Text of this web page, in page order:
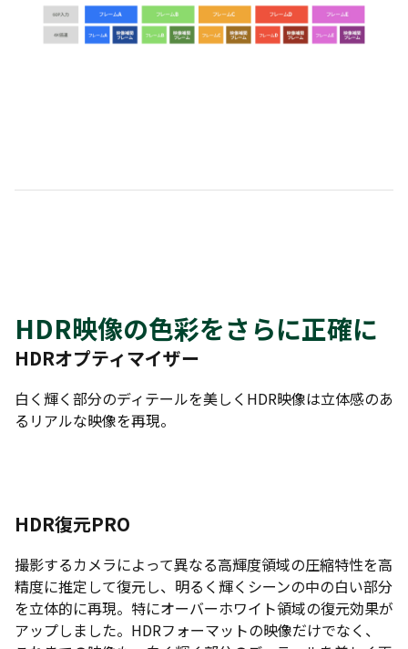
HDR映像の色彩をさらに正確に
HDRオプティマイザー
白く輝く部分のディテールを美しくHDR映像は立体感のあ
るリアルな映像を再現。
HDR復元PRO
撮影するカメラによって異なる高輝度領域の圧縮特性を高
精度に推定して復元し、明るく輝くシーンの中の白い部分
を立体的に再現。特にオーバーホワイト領域の復元効果が
アップしました。HDRフォーマットの映像だけでなく、